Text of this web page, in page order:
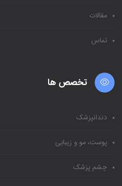
مقالات
تماس
تخصص ها
دندانپزشک
پوست، مو و زیبایی
چشم پزشک